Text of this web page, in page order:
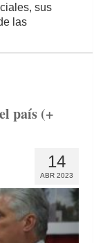
sus
las
país (+
14
ABR 2023